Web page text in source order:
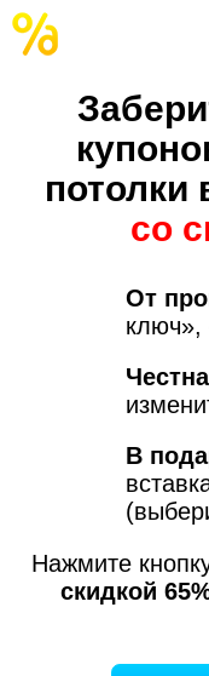
потолки
со
От
ключ»,
В
Нажмите
скидкой